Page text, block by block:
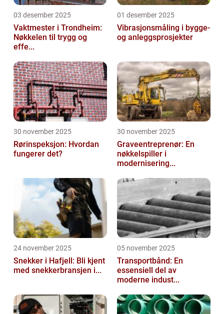
03 desember 2025
Vaktmester i Trondheim:
Nøkkelen til trygg og
effe...
01 desember 2025
Vibrasjonsmåling i bygge-
og anleggsprosjekter
30 november 2025
Rørinspeksjon: Hvordan
fungerer det?
30 november 2025
Graveentreprenør: En
nøkkelspiller i
modernisering...
24 november 2025
Snekker i Hafjell: Bli kjent
med snekkerbransjen i...
05 november 2025
Transportbånd: En
essensiell del av
moderne indust...